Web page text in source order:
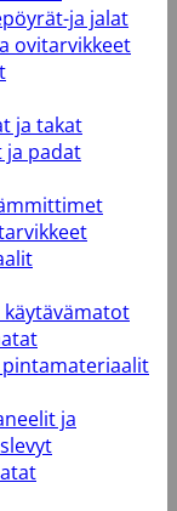
ja jalat
ovitarvikkeet
ja takat
ja padat
käytävämatot
ja